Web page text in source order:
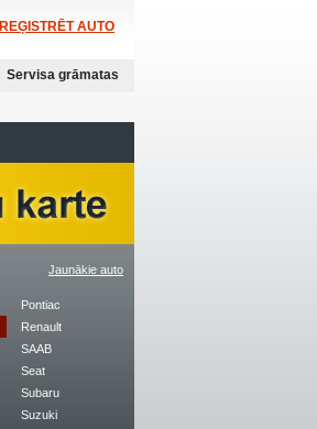
REĢISTRĒT AUTO
Servisa grāmatas
Jaunākie auto
Pontiac
Renault
SAAB
Seat
Subaru
Suzuki